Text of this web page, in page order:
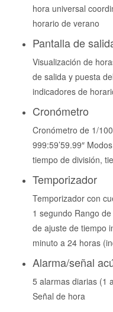
hora universal
horario de verano
Pantalla de
Visualización de
de salida y puesta
indicadores de
Cronómetro
Cronómetro de 1/
999:59’59.99″
tiempo de división,
Temporizador
Temporizador con
1 segundo Rango
de ajuste de tiempo
minuto a 24 horas
Alarma/señal
5 alarmas diarias (1
Señal de hora